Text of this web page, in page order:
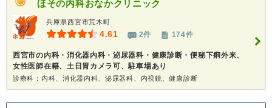
ほその内科おなかクリニック
兵庫県西宮市荒木町
4.61 2件 174件
西宮市の内科・消化器内科・泌尿器科・健康診断・便秘下痢外来、
女性医師在籍、土日胃カメラ可、駐車場あり
診療科：内科、消化器内科、泌尿器科、内視鏡、健康診断